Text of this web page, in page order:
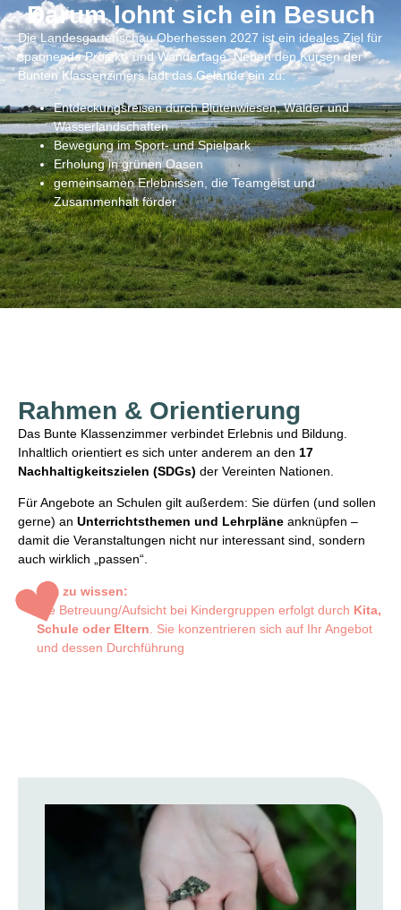
Darum lohnt sich ein Besuch
Die Landesgartenschau Oberhessen 2027 ist ein ideales Ziel für
spannende Projekt- und Wandertage. Neben den Kursen der
Bunten Klassenzimers lädt das Gelände ein zu:
Entdeckungsreisen durch Blütenwiesen, Wälder und
Wasserlandschaften
Bewegung im Sport- und Spielpark
Erholung in grünen Oasen
gemeinsamen Erlebnissen, die Teamgeist und
Zusammenhalt förder
Rahmen & Orientierung
Das Bunte Klassenzimmer verbindet Erlebnis und Bildung.
Inhaltlich orientiert es sich unter anderem an den 17
Nachhaltigkeitszielen (SDGs) der Vereinten Nationen.
Für Angebote an Schulen gilt außerdem: Sie dürfen (und sollen
gerne) an Unterrichtsthemen und Lehrpläne anknüpfen –
damit die Veranstaltungen nicht nur interessant sind, sondern
auch wirklich „passen“.
Gut zu wissen:
Die Betreuung/Aufsicht bei Kindergruppen erfolgt durch Kita,
Schule oder Eltern . Sie konzentrieren sich auf Ihr Angebot
und dessen Durchführung